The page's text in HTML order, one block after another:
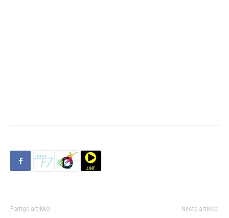
Forrige artikkel Neste artikkel